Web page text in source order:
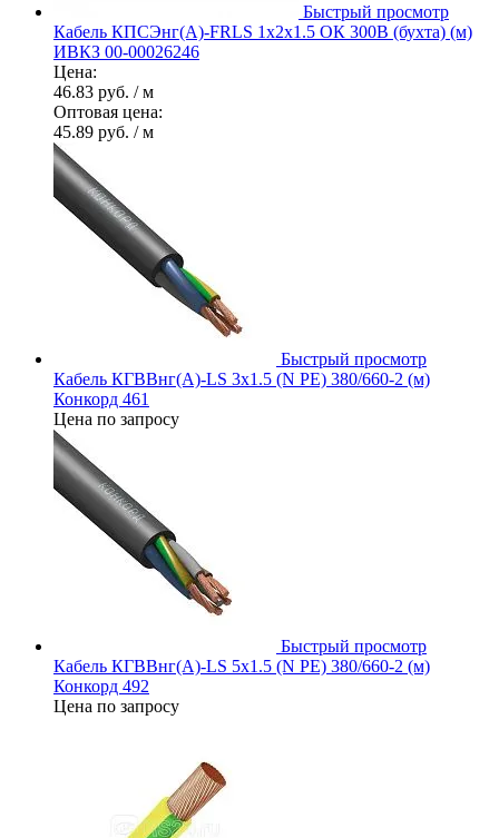
Быстрый просмотр
Кабель КПСЭнг(А)-FRLS 1х2х1.5 ОК 300В (бухта) (м)
ИВКЗ 00-00026246
Цена:
46.83 руб. / м
Оптовая цена:
45.89 руб. / м
Быстрый просмотр
Кабель КГВВнг(А)-LS 3х1.5 (N PE) 380/660-2 (м)
Конкорд 461
Цена по запросу
Быстрый просмотр
Кабель КГВВнг(А)-LS 5х1.5 (N PE) 380/660-2 (м)
Конкорд 492
Цена по запросу